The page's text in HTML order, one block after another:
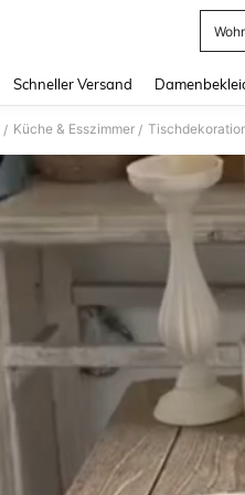
Schneller Versand
/ Küche & Esszimmer /